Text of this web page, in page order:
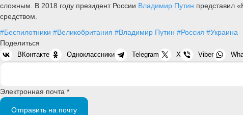
сложным. В 2018 году президент России Владимир Путин представил
средством.
#Беспилотники #Великобритания #Владимир Путин #Россия #Украина
Поделиться
ВКонтакте Одноклассники Telegram X Viber
Электронная почта *
Отправить на почту